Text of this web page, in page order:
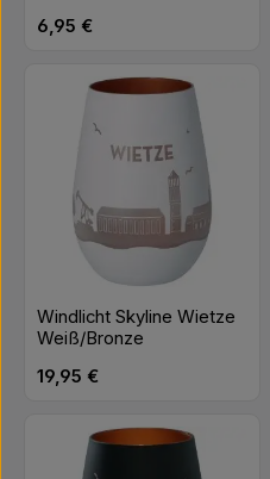
Regulärer Preis:
6,95 €
Windlicht Skyline Wietze
Weiß/Bronze
Regulärer Preis:
19,95 €